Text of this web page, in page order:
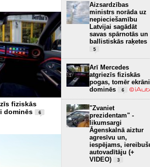
fiziskās
dominēs
6
Aizsardzības
ministrs norāda uz
nepieciešamību
Latvijai sagādāt
savas spārnotās un
ballistiskās raķetes
5
Arī Mercedes
atgriezīs fiziskās
pogas, tomēr ekrāni
dominēs
6
"Zvaniet
prezidentam" -
likumsargi
Āgenskalnā aiztur
agresīvu un,
iespējams,
autovadītāju (+
VIDEO)
3